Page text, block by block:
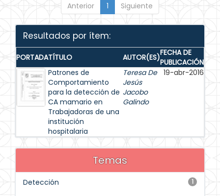
Anterior 1 Siguiente
Resultados por ítem:
PORTADATÍTULO AUTOR(ES)FECHA DE
PUBLICACIÓN
Patrones de
Comportamiento
para la detección de
CA mamario en
Trabajadoras de una
institución
hospitalaria
Teresa De
Jesús
Jacobo
Galindo
19-abr-2016
Temas
1
Detección